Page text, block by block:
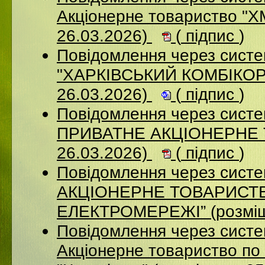
Акціонерне
26.03.2026)
( підпис )
Повідомлення через
"ХАРКІВСЬКИЙ
26.03.2026)
( підпис )
Повідомлення через
ПРИВАТНЕ АКЦІОНЕРНЕ
26.03.2026)
( підпис )
Повідомлення через
АКЦІОНЕРНЕ
ЕЛЕКТРОМЕРЕЖІ”
Повідомлення через
Акціонерне товариство по